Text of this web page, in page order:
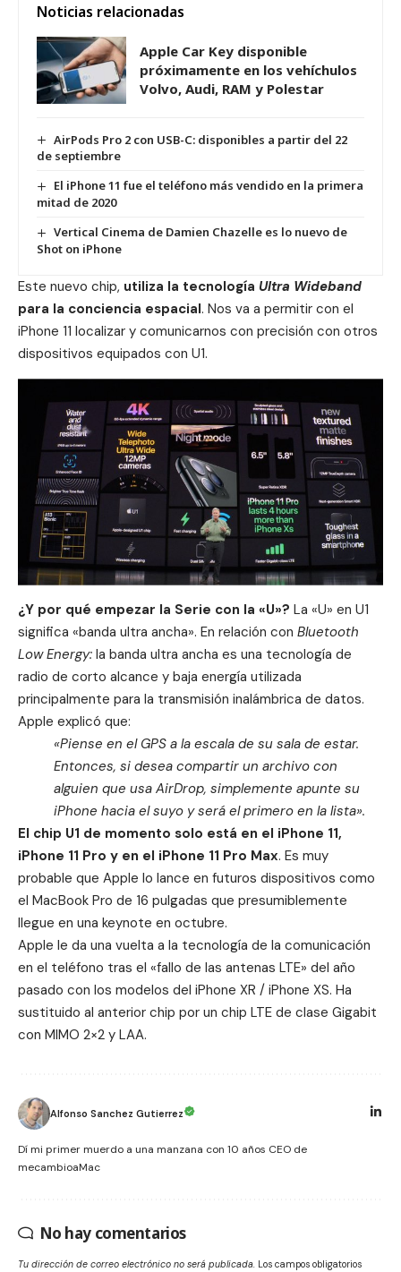
Noticias relacionadas
Apple Car Key disponible
próximamente en los vehíchulos
Volvo, Audi, RAM y Polestar
AirPods Pro 2 con USB-C: disponibles a partir del 22
de septiembre
El iPhone 11 fue el teléfono más vendido en la primera
mitad de 2020
Vertical Cinema de Damien Chazelle es lo nuevo de
Shot on iPhone
Este nuevo chip, utiliza la tecnología Ultra Wideband
para la conciencia espacial. Nos va a permitir con el
iPhone 11 localizar y comunicarnos con precisión con otros
dispositivos equipados con U1.
¿Y por qué empezar la Serie con la «U»? La «U» en U1
significa «banda ultra ancha». En relación con Bluetooth
Low Energy: la banda ultra ancha es una tecnología de
radio de corto alcance y baja energía utilizada
principalmente para la transmisión inalámbrica de datos.
Apple explicó que:
«Piense en el GPS a la escala de su sala de estar.
Entonces, si desea compartir un archivo con
alguien que usa AirDrop, simplemente apunte su
iPhone hacia el suyo y será el primero en la lista».
El chip U1 de momento solo está en el iPhone 11,
iPhone 11 Pro y en el iPhone 11 Pro Max. Es muy
probable que Apple lo lance en futuros dispositivos como
el MacBook Pro de 16 pulgadas que presumiblemente
llegue en una keynote en octubre.
Apple le da una vuelta a la tecnología de la comunicación
en el teléfono tras el «fallo de las antenas LTE» del año
pasado con los modelos del iPhone XR / iPhone XS. Ha
sustituido al anterior chip por un chip LTE de clase Gigabit
con MIMO 2×2 y LAA.
Alfonso Sanchez Gutierrez
Dí mi primer muerdo a una manzana con 10 años CEO de
mecambioaMac
No hay comentarios
Tu dirección de correo electrónico no será publicada. Los campos obligatorios